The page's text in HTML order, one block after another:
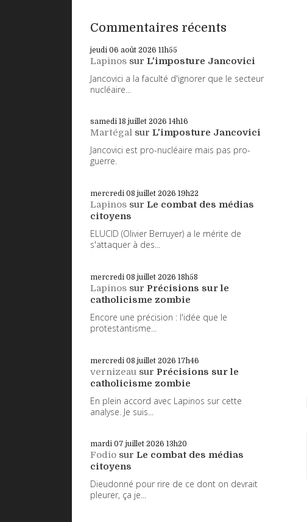
Commentaires récents
jeudi 06 août 2026 11h55
Lapinos sur L'imposture Jancovici
Jancovici a la faculté d'ignorer que le secteur
nucléaire...
samedi 18 juillet 2026 14h16
Martégal sur L'imposture Jancovici
Jancovici est pro-nucléaire mais pas pro-
guerre.
mercredi 08 juillet 2026 19h22
Lapinos sur Le combat des médias
citoyens
ELUCID (Olivier Berruyer) a le mérite de
s'attaquer à des...
mercredi 08 juillet 2026 18h58
Lapinos sur Précisions sur le
catholicisme zombie
Encore une précision : l'idée que le
protestantisme...
mercredi 08 juillet 2026 17h46
vernizeau sur Précisions sur le
catholicisme zombie
En plein accord avec Lapinos sur cette
analyse. Je suis...
mardi 07 juillet 2026 13h20
Fodio sur Le combat des médias
citoyens
Dieudonné pour rire de ce dont on devrait
pleurer, ça je...